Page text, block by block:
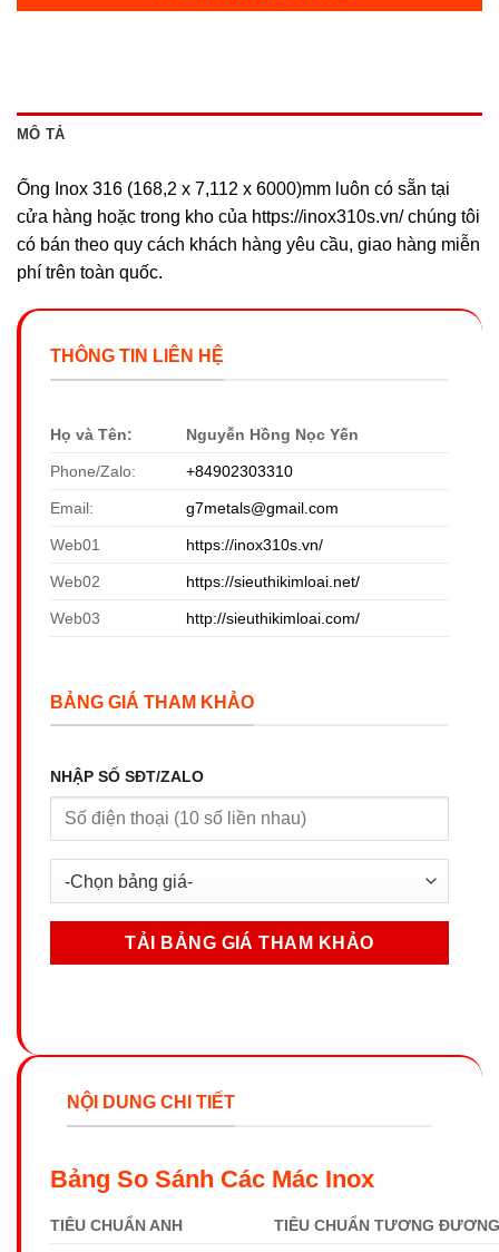
MÔ TẢ
Ống Inox 316 (168,2 x 7,112 x 6000)mm luôn có sẵn tại
cửa hàng hoặc trong kho của https://inox310s.vn/ chúng tôi
có bán theo quy cách khách hàng yêu cầu, giao hàng miễn
phí trên toàn quốc.
THÔNG TIN LIÊN HỆ
Họ và Tên: Nguyễn Hồng Nọc Yến
Phone/Zalo: +84902303310
Email: g7metals@gmail.com
Web01 https://inox310s.vn/
Web02 https://sieuthikimloai.net/
Web03 http://sieuthikimloai.com/
BẢNG GIÁ THAM KHẢO
NHẬP SỐ SĐT/ZALO
NỘI DUNG CHI TIẾT
Bảng So Sánh Các Mác Inox
TIÊU CHUẨN ANH TIÊU CHUẨN TƯƠNG